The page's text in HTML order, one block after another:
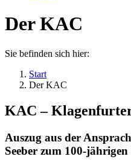
Der KAC
Sie befinden sich hier:
Start
Der KAC
KAC –
Auszug aus der
Seeber zum 100-